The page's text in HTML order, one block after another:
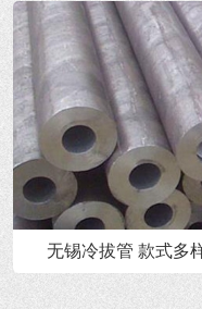
无锡冷拔管 款式多